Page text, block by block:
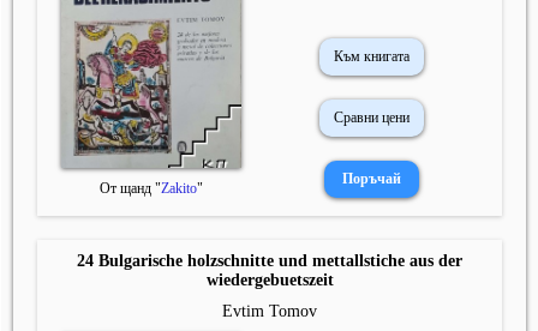
От щанд "Zakito"
Към книгата
Сравни цени
24 Bulgarische holzschnitte und mettallstiche aus der
wiedergebuetszeit
Evtim Tomov